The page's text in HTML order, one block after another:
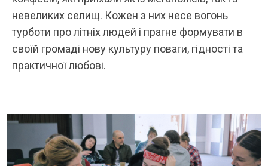
невеликих селищ. Кожен з них несе вогонь
турботи про літніх людей і прагне формувати в
своїй громаді нову культуру поваги, гідності та
практичної любові.